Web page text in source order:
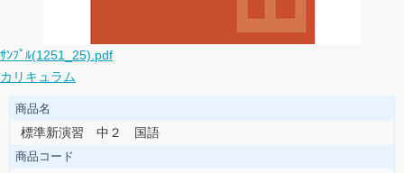
ｻﾝﾌﾟﾙ(1251_25).pdf
カリキュラム
商品名
標準新演習 中２ 国語
商品コード